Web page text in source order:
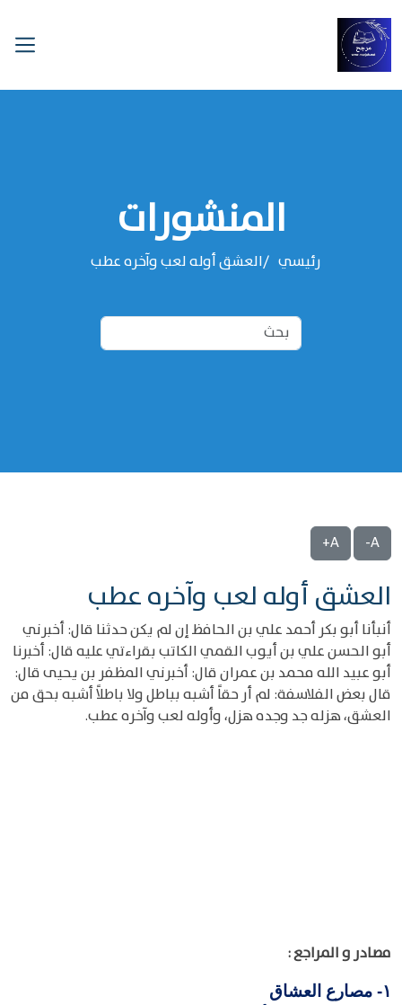
المنشورات
رئيسي العشق أوله لعب وآخره عطب
A-
A+
العشق أوله لعب وآخره عطب
أنبأنا أبو بكر أحمد علي بن الحافظ إن لم يكن حدثنا قال: أخبرني
أبو الحسن علي بن أيوب القمي الكاتب بقراءتي عليه قال: أخبرنا
أبو عبيد الله محمد بن عمران قال: أخبرني المظفر بن يحيى قال:
قال بعض الفلاسفة: لم أر حقاً أشبه بباطل ولا باطلاً أشبه بحق من
العشق، هزله جد وجده هزل، وأوله لعب وآخره عطب.
مصادر و المراجع :
١-
مصارع العشاق